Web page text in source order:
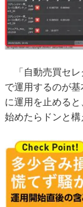
「自動売買セレ
で運用するのが
に運用を止める
始めたらドンと構